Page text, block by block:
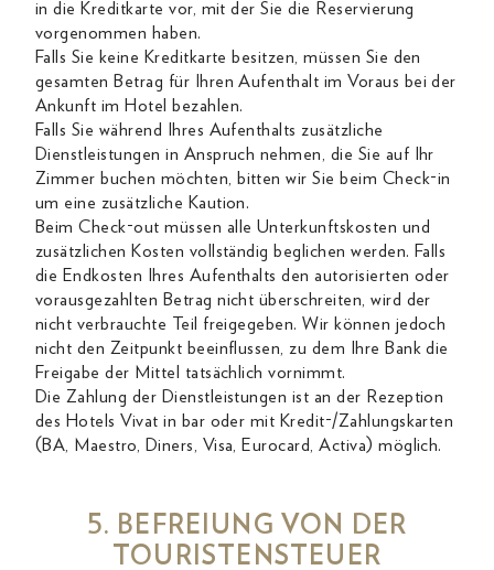
in die Kreditkarte vor, mit der Sie die Reservierung
vorgenommen haben.
Falls Sie keine Kreditkarte besitzen, müssen Sie den
gesamten Betrag für Ihren Aufenthalt im Voraus bei der
Ankunft im Hotel bezahlen.
Falls Sie während Ihres Aufenthalts zusätzliche
Dienstleistungen in Anspruch nehmen, die Sie auf Ihr
Zimmer buchen möchten, bitten wir Sie beim Check-in
um eine zusätzliche Kaution.
Beim Check-out müssen alle Unterkunftskosten und
zusätzlichen Kosten vollständig beglichen werden. Falls
die Endkosten Ihres Aufenthalts den autorisierten oder
vorausgezahlten Betrag nicht überschreiten, wird der
nicht verbrauchte Teil freigegeben. Wir können jedoch
nicht den Zeitpunkt beeinflussen, zu dem Ihre Bank die
Freigabe der Mittel tatsächlich vornimmt.
Die Zahlung der Dienstleistungen ist an der Rezeption
des Hotels Vivat in bar oder mit Kredit-/Zahlungskarten
(BA, Maestro, Diners, Visa, Eurocard, Activa) möglich.
5. BEFREIUNG VON DER
TOURISTENSTEUER